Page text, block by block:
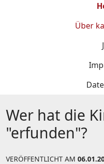
Über
Wer hat die
"erfunden"?
VERÖFFENTLICHT AM